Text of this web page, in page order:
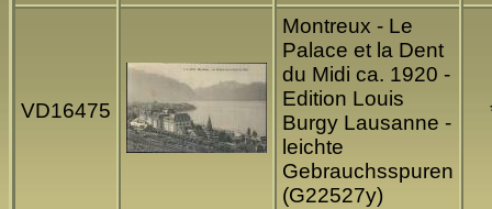
VD16475
Montreux - Le
Palace et la Dent
du Midi ca. 1920 -
Edition Louis
Burgy Lausanne -
leichte
Gebrauchsspuren
(G22527y)